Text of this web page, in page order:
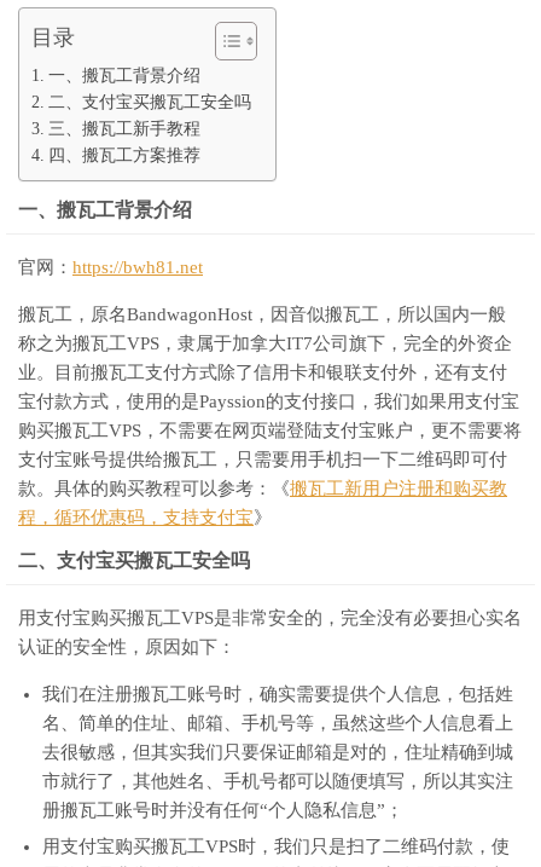
目录
一、搬瓦工背景介绍
二、支付宝买搬瓦工安全吗
三、搬瓦工新手教程
四、搬瓦工方案推荐
一、搬瓦工背景介绍
官网： https://bwh81.net
搬瓦工，原名BandwagonHost，因音似搬瓦工，所以国内一般
称之为搬瓦工VPS，隶属于加拿大IT7公司旗下，完全的外资企
业。目前搬瓦工支付方式除了信用卡和银联支付外，还有支付
宝付款方式，使用的是Payssion的支付接口，我们如果用支付宝
购买搬瓦工VPS，不需要在网页端登陆支付宝账户，更不需要将
支付宝账号提供给搬瓦工，只需要用手机扫一下二维码即可付
款。具体的购买教程可以参考：《搬瓦工新用户注册和购买教
程，循环优惠码，支持支付宝》
二、支付宝买搬瓦工安全吗
用支付宝购买搬瓦工VPS是非常安全的，完全没有必要担心实名
认证的安全性，原因如下：
我们在注册搬瓦工账号时，确实需要提供个人信息，包括姓
名、简单的住址、邮箱、手机号等，虽然这些个人信息看上
去很敏感，但其实我们只要保证邮箱是对的，住址精确到城
市就行了，其他姓名、手机号都可以随便填写，所以其实注
册搬瓦工账号时并没有任何“个人隐私信息”；
用支付宝购买搬瓦工VPS时，我们只是扫了二维码付款，使